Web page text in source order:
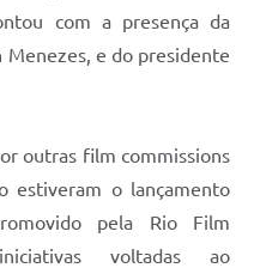
com a presença da
e do presidente
outras film commissions
estiveram o lançamento
pela Rio Film
voltadas ao